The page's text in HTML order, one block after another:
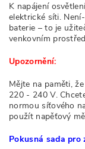
K napájení
elektrické síti.
baterie – to je
venkovním
Upozornění:
Mějte na paměti,
220 - 240 V.
normou síťového
použít napěťový
Pokusná sada